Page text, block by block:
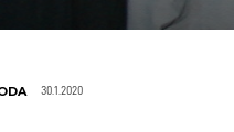
30.1.2020